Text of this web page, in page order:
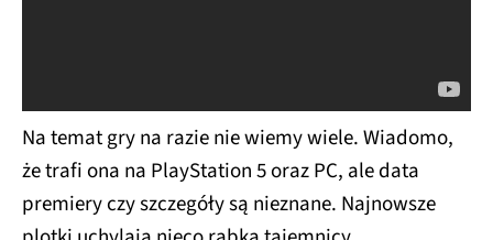
Na temat gry na razie nie wiemy wiele. Wiadomo,
że trafi ona na PlayStation 5 oraz PC, ale data
premiery czy szczegóły są nieznane. Najnowsze